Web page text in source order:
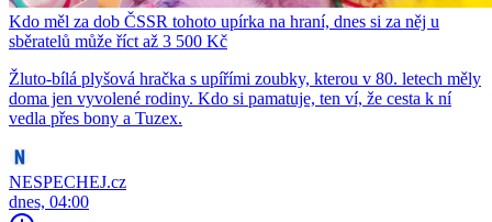
Kdo měl za dob ČSSR tohoto upírka na hraní, dnes si za něj u
sběratelů může říct až 3 500 Kč
Žluto-bílá plyšová hračka s upířími zoubky, kterou v 80. letech měly
doma jen vyvolené rodiny. Kdo si pamatuje, ten ví, že cesta k ní
vedla přes bony a Tuzex.
NESPECHEJ.cz
dnes, 04:00